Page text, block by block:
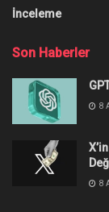
İnceleme
Son Haberler
8
8